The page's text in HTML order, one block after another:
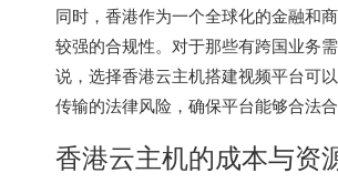
同时，香港作为一个全球化的金融和
较强的合规性。对于那些有跨国业务
说，选择香港云主机搭建视频平台可
传输的法律风险，确保平台能够合法合
香港云主机的成本与资